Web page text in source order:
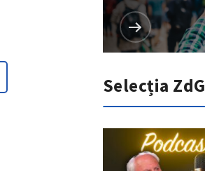
Selecția ZdG